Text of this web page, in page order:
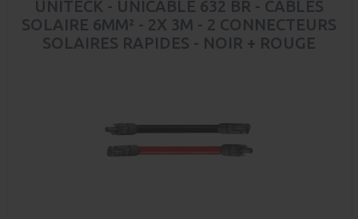
UNITECK - UNICABLE 632 BR - CÂBLES
SOLAIRE 6MM² - 2X 3M - 2 CONNECTEURS
SOLAIRES RAPIDES - NOIR + ROUGE